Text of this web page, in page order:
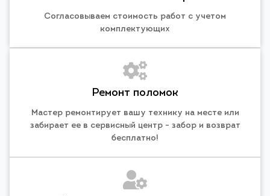
Согласовываем стоимость работ с учетом
комплектующих
Ремонт поломок
Мастер ремонтирует вашу технику на месте или
забирает ее в сервисный центр - забор и возврат
бесплатно!